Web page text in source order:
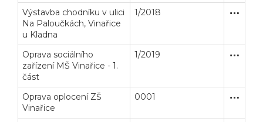
Výstavba chodníku v ulici
Na Paloučkách, Vinařice
u Kladna
1/2018
Oprava sociálního
zařízení MŠ Vinařice - 1.
část
1/2019
Oprava oplocení ZŠ
Vinařice
0001